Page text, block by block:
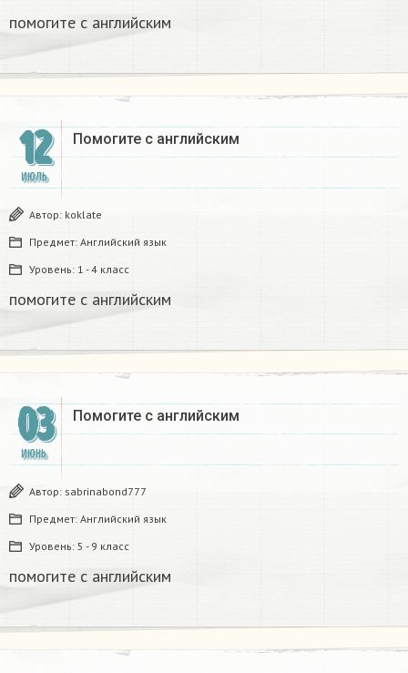
помогите с английским
12
ИЮЛЬ
Помогите с английским
Автор: koklate
Предмет: Английский язык
Уровень: 1 - 4 класс
помогите с английским
03
ИЮНЬ
Помогите с английским
Автор: sabrinabond777
Предмет: Английский язык
Уровень: 5 - 9 класс
помогите с английским